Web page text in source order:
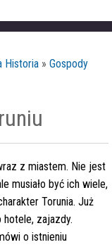
Historia » Gospody
z miastem. Nie jest
musiało być ich wiele,
Torunia. Już
hotele, zajazdy.
o istnieniu